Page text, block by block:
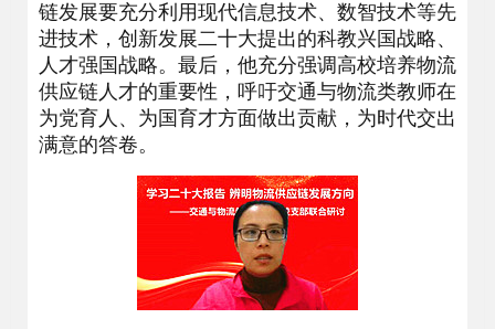
链发展要充分利用现代信息技术、数智技术等先
进技术，创新发展二十大提出的科教兴国战略、
人才强国战略。最后，他充分强调高校培养物流
供应链人才的重要性，呼吁交通与物流类教师在
为党育人、为国育才方面做出贡献，为时代交出
满意的答卷。